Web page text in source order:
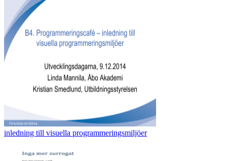
inledning till visuella programmeringsmiljöer